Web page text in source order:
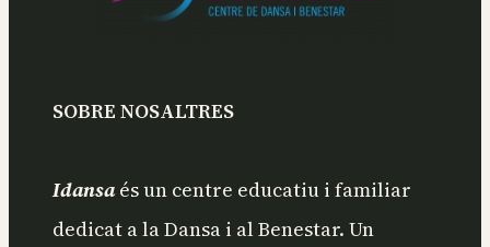
SOBRE NOSALTRES
Idansaés un centre educatiu i familiar
dedicat a la Dansa i al Benestar. Un